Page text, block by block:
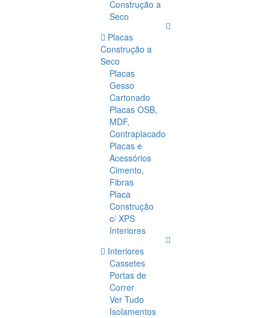
Construção a
Seco
Placas
Construção a
Seco
Placas
Gesso
Cartonado
Placas OSB,
MDF,
Contraplacado
Placas e
Acessórios
Cimento,
Fibras
Placa
Construção
c/ XPS
Interiores
Interiores
Cassetes
Portas de
Correr
Ver Tudo
Isolamentos